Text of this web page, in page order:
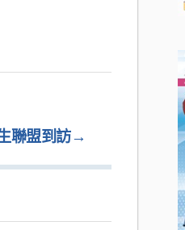
→
聯盟到訪